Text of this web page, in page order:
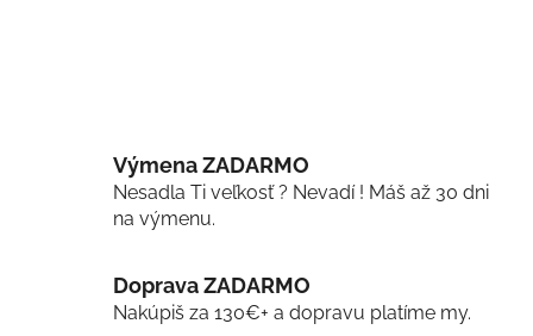
Výmena ZADARMO
Nesadla Ti veľkosť ? Nevadí ! Máš až 30 dni
na výmenu.
Doprava ZADARMO
Nakúpiš za 130€+ a dopravu platíme my.